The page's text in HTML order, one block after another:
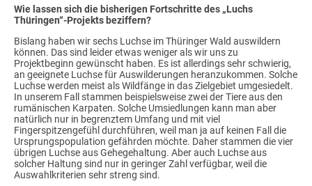
Wie lassen sich die bisherigen Fortschritte des „Luchs
Thüringen“-Projekts beziffern?
Bislang haben wir sechs Luchse im Thüringer Wald auswildern
können. Das sind leider etwas weniger als wir uns zu
Projektbeginn gewünscht haben. Es ist allerdings sehr schwierig,
an geeignete Luchse für Auswilderungen heranzukommen. Solche
Luchse werden meist als Wildfänge in das Zielgebiet umgesiedelt.
In unserem Fall stammen beispielsweise zwei der Tiere aus den
rumänischen Karpaten. Solche Umsiedlungen kann man aber
natürlich nur in begrenztem Umfang und mit viel
Fingerspitzengefühl durchführen, weil man ja auf keinen Fall die
Ursprungspopulation gefährden möchte. Daher stammen die vier
übrigen Luchse aus Gehegehaltung. Aber auch Luchse aus
solcher Haltung sind nur in geringer Zahl verfügbar, weil die
Auswahlkriterien sehr streng sind.